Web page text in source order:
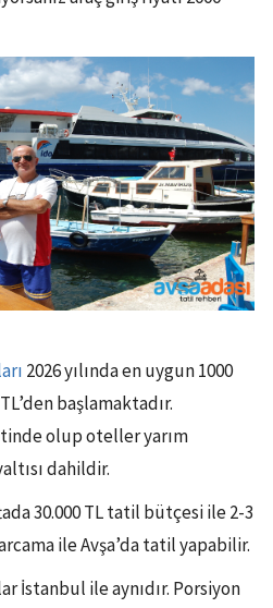
2026 yılında en uygun 1000
başlamaktadır.
olup oteller yarım
dahildir.
30.000 TL tatil bütçesi ile 2-3
ile Avşa’da tatil yapabilir.
İstanbul ile aynıdır. Porsiyon